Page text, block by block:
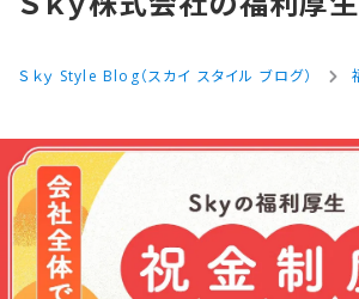
Ｓｋｙ Style Blog（スカイ スタイル ブログ）